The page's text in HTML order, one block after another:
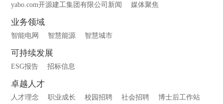
yabo.com开源建工集团有限公司新闻 媒体聚焦
业务领域
智能电网 智慧能源 智慧城市
可持续发展
ESG报告 招标信息
卓越人才
人才理念 职业成长 校园招聘 社会招聘
博士后工作站